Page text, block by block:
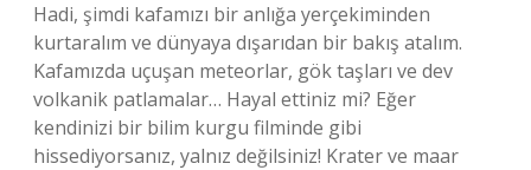
Hadi, şimdi kafamızı bir anlığa yerçekiminden
kurtaralım ve dünyaya dışarıdan bir bakış atalım.
Kafamızda uçuşan meteorlar, gök taşları ve dev
volkanik patlamalar… Hayal ettiniz mi? Eğer
kendinizi bir bilim kurgu filminde gibi
hissediyorsanız, yalnız değilsiniz! Krater ve maar